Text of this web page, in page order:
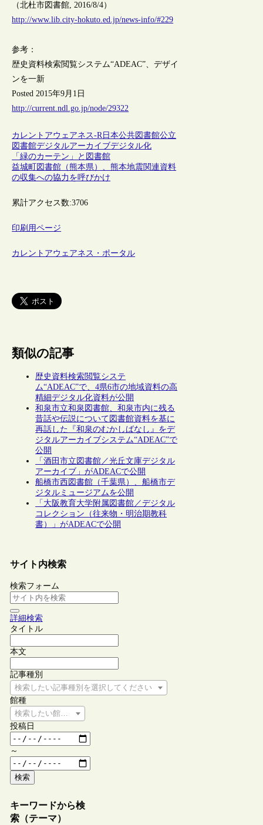
（北杜市図書館, 2016/8/4）
http://www.lib.city-hokuto.ed.jp/news-info/#229
参考：
歴史資料検索閲覧システム“ADEAC”、デザイ
ンを一新
Posted 2015年9月1日
http://current.ndl.go.jp/node/29322
カレントアウェアネス-R 日本公共図書館公立
図書館デジタルアーカイブデジタル化
「緑のカーテン」と図書館
益城町図書館（熊本県）、熊本地震関連資料
の収集への協力を呼びかけ
累計アクセス数:3706
印刷用ページ
カレントアウェアネス・ポータル
類似の記事
歴史資料検索閲覧システ
ム“ADEAC”で、4県6市の地域資料の高
精細デジタル化資料が公開
和泉市立和泉図書館、和泉市内に残る
昔話や伝説について図書館資料を基に
再話した『和泉のむかしばなし』をデ
ジタルアーカイブシステム“ADEAC”で
公開
「酒田市立図書館／光丘文庫デジタル
アーカイブ」がADEACで公開
船橋市西図書館（千葉県）、船橋市デ
ジタルミュージアムを公開
「大阪教育大学附属図書館／デジタル
コレクション（往来物・明治期教科
書）」がADEACで公開
サイト内検索
検索フォーム
詳細検索
タイトル
本文
記事種別
検索したい記事種別を選択してください
館種
検索したい館種を選択してください
投稿日
～
検索
キーワードから検
索（テーマ）